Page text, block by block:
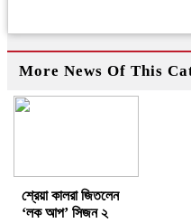
More News Of This
শ্রেয়া কালরা জিতলেন
‘লক আপ’ সিজন ২